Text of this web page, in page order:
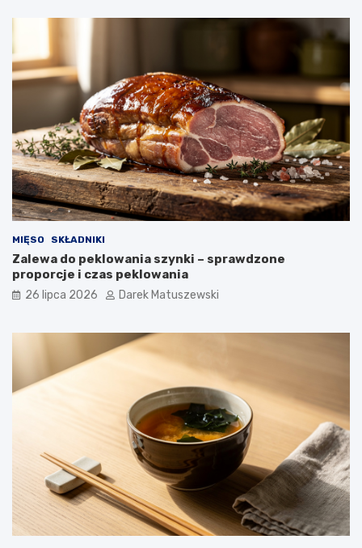
MIĘSO SKŁADNIKI
Zalewa do peklowania szynki – sprawdzone
proporcje i czas peklowania
26 lipca 2026 Darek Matuszewski